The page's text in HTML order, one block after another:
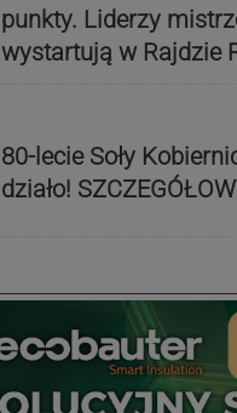
punkty. Liderzy
wystartują w Rajdzie
80-lecie Soły
działo!